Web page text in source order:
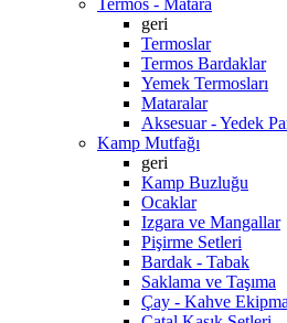
Termos - Matara
geri
Termoslar
Termos Bardaklar
Yemek Termosları
Mataralar
Aksesuar - Yedek
Kamp Mutfağı
geri
Kamp Buzluğu
Ocaklar
Izgara ve Mangallar
Pişirme Setleri
Bardak - Tabak
Saklama ve Taşıma
Çay - Kahve